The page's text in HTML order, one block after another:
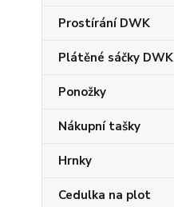
Prostírání DWK
Plátěné sáčky DWK
Ponožky
Nákupní tašky
Hrnky
Cedulka na plot